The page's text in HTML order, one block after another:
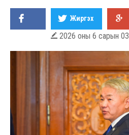
Жиргэх
 2026 оны 6 сарын 03